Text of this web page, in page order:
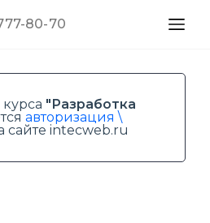
80-70
"Разработка
авторизация \
сайте intecweb.ru